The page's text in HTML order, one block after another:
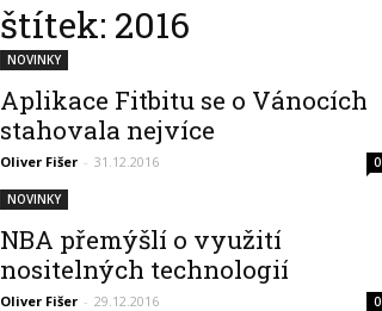
štítek: 2016
NOVINKY
Aplikace Fitbitu se o Vánocích
stahovala nejvíce
Oliver Fišer - 31.12.2016 0
NOVINKY
NBA přemýšlí o využití
nositelných technologií
Oliver Fišer - 29.12.2016 0